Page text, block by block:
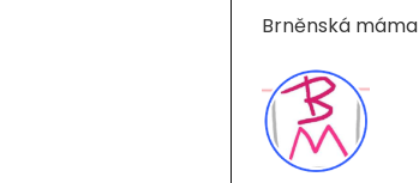
Brněnská máma